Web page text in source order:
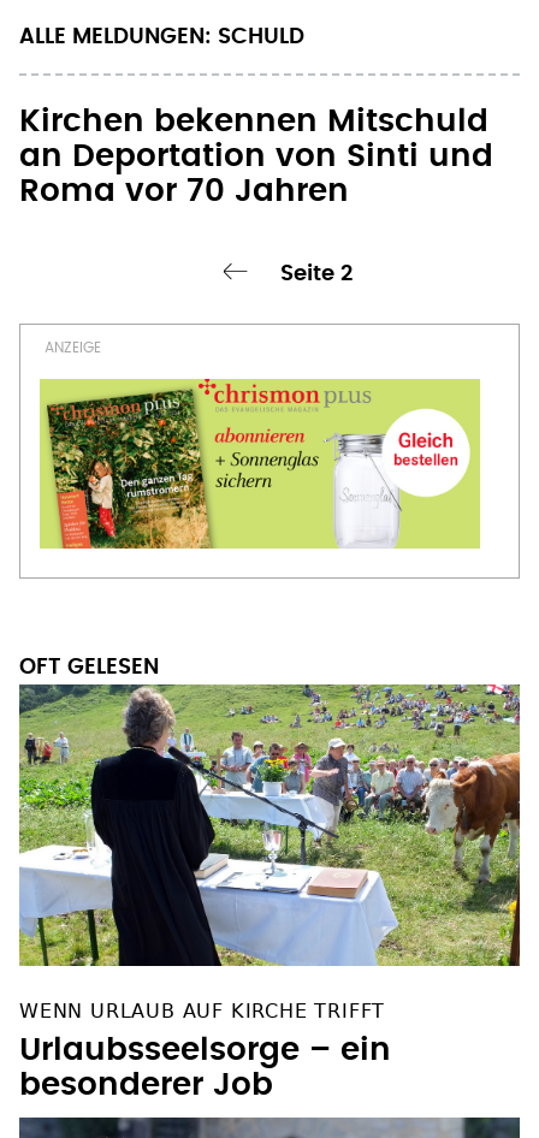
Kirchen bekennen Mitschuld
an Deportation von Sinti und
Roma vor 70 Jahren
‹ vorherige Seite Seite 2
WENN URLAUB AUF KIRCHE TRIFFT
Urlaubsseelsorge – ein
besonderer Job